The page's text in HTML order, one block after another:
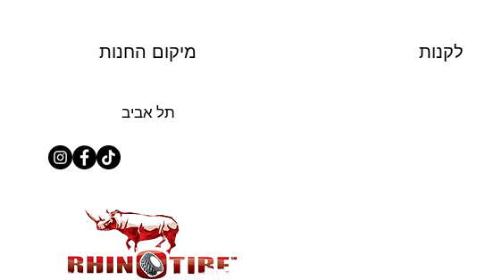
מיקום החנות
תל אביב
לקנות